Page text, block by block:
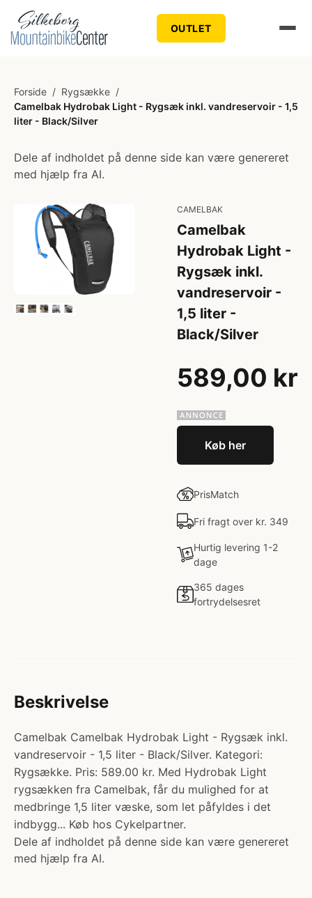
OUTLET
Forside / Rygsække /
Camelbak Hydrobak Light - Rygsæk inkl. vandreservoir - 1,5
liter - Black/Silver
Dele af indholdet på denne side kan være genereret
med hjælp fra AI.
CAMELBAK
Camelbak
Hydrobak Light -
Rygsæk inkl.
vandreservoir -
1,5 liter -
Black/Silver
589,00 kr
Køb her
PrisMatch
Fri fragt over kr. 349
Hurtig levering 1-2
dage
365 dages
fortrydelsesret
Beskrivelse
Camelbak Camelbak Hydrobak Light - Rygsæk inkl.
vandreservoir - 1,5 liter - Black/Silver. Kategori:
Rygsække. Pris: 589.00 kr. Med Hydrobak Light
rygsækken fra Camelbak, får du mulighed for at
medbringe 1,5 liter væske, som let påfyldes i det
indbygg... Køb hos Cykelpartner.
Dele af indholdet på denne side kan være genereret
med hjælp fra AI.